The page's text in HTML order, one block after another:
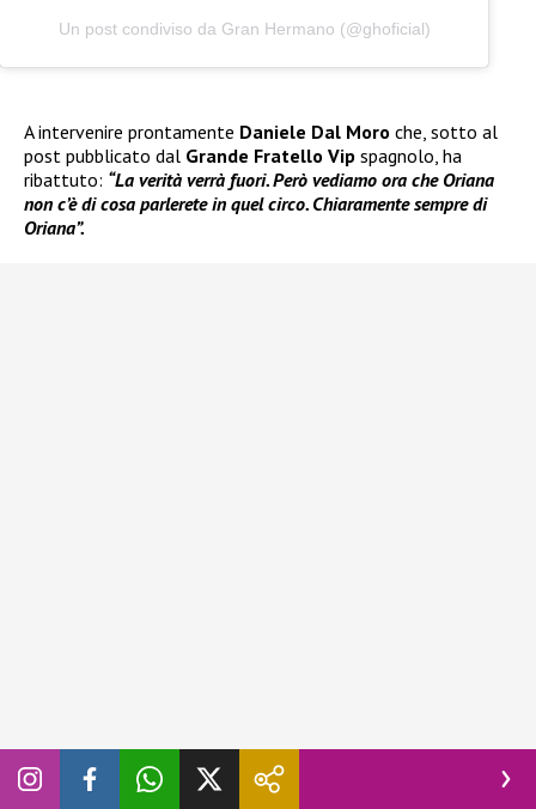
Un post condiviso da Gran Hermano (@ghoficial)
A intervenire prontamente Daniele Dal Moro che, sotto al
post pubblicato dal Grande Fratello Vip spagnolo, ha
ribattuto: “La verità verrà fuori. Però vediamo ora che Oriana
non c’è di cosa parlerete in quel circo. Chiaramente sempre di
Oriana”.